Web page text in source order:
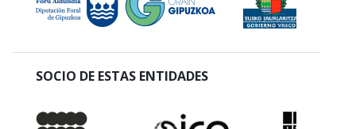
SOCIO DE ESTAS ENTIDADES